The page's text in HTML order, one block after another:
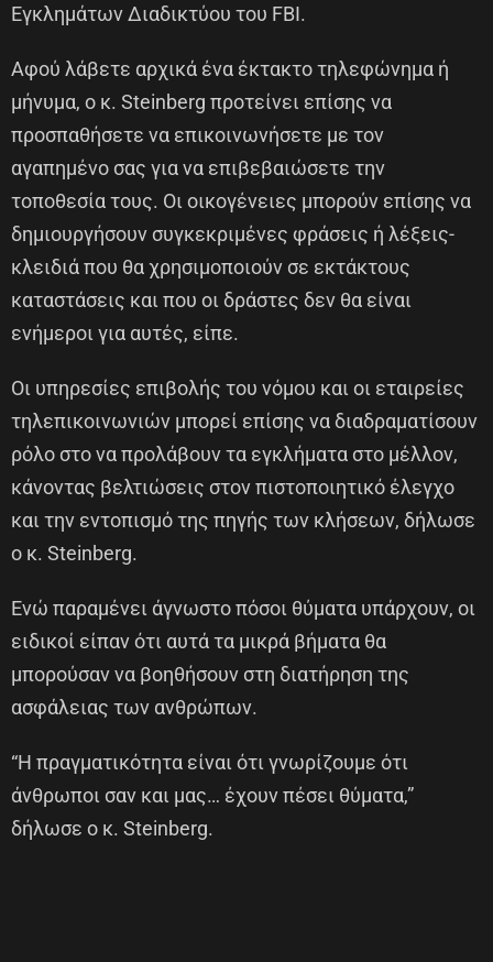
Εγκλημάτων Διαδικτύου του FBI.
Αφού λάβετε αρχικά ένα έκτακτο τηλεφώνημα ή
μήνυμα, ο κ. Steinberg προτείνει επίσης να
προσπαθήσετε να επικοινωνήσετε με τον
αγαπημένο σας για να επιβεβαιώσετε την
τοποθεσία τους. Οι οικογένειες μπορούν επίσης να
δημιουργήσουν συγκεκριμένες φράσεις ή λέξεις-
κλειδιά που θα χρησιμοποιούν σε εκτάκτους
καταστάσεις και που οι δράστες δεν θα είναι
ενήμεροι για αυτές, είπε.
Οι υπηρεσίες επιβολής του νόμου και οι εταιρείες
τηλεπικοινωνιών μπορεί επίσης να διαδραματίσουν
ρόλο στο να προλάβουν τα εγκλήματα στο μέλλον,
κάνοντας βελτιώσεις στον πιστοποιητικό έλεγχο
και την εντοπισμό της πηγής των κλήσεων, δήλωσε
ο κ. Steinberg.
Ενώ παραμένει άγνωστο πόσοι θύματα υπάρχουν, οι
ειδικοί είπαν ότι αυτά τα μικρά βήματα θα
μπορούσαν να βοηθήσουν στη διατήρηση της
ασφάλειας των ανθρώπων.
“Η πραγματικότητα είναι ότι γνωρίζουμε ότι
άνθρωποι σαν και μας… έχουν πέσει θύματα,”
δήλωσε ο κ. Steinberg.